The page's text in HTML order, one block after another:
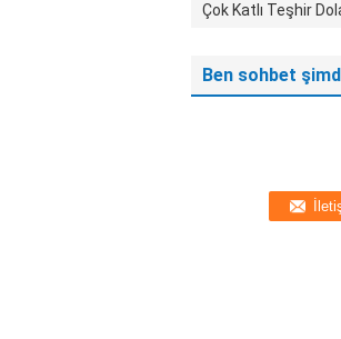
Çok Katlı Teşhir
Ben sohbet